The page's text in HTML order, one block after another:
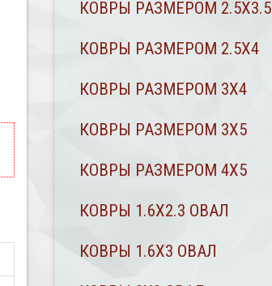
КОВРЫ РАЗМЕРОМ 2.5Х3.5
КОВРЫ РАЗМЕРОМ 2.5Х4
КОВРЫ РАЗМЕРОМ 3Х4
КОВРЫ РАЗМЕРОМ 3Х5
КОВРЫ РАЗМЕРОМ 4Х5
КОВРЫ 1.6Х2.3 ОВАЛ
КОВРЫ 1.6Х3 ОВАЛ